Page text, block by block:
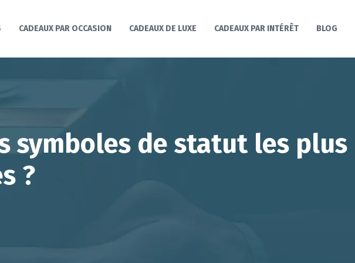
CADEAUX PAR OCCASION CADEAUX DE LUXE CADEAUX PAR INTÉRÊT BLOG
symboles de statut les plus
?